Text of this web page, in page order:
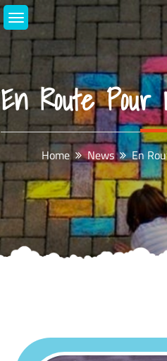
Skip
to
content
En Route Pour
Home News En